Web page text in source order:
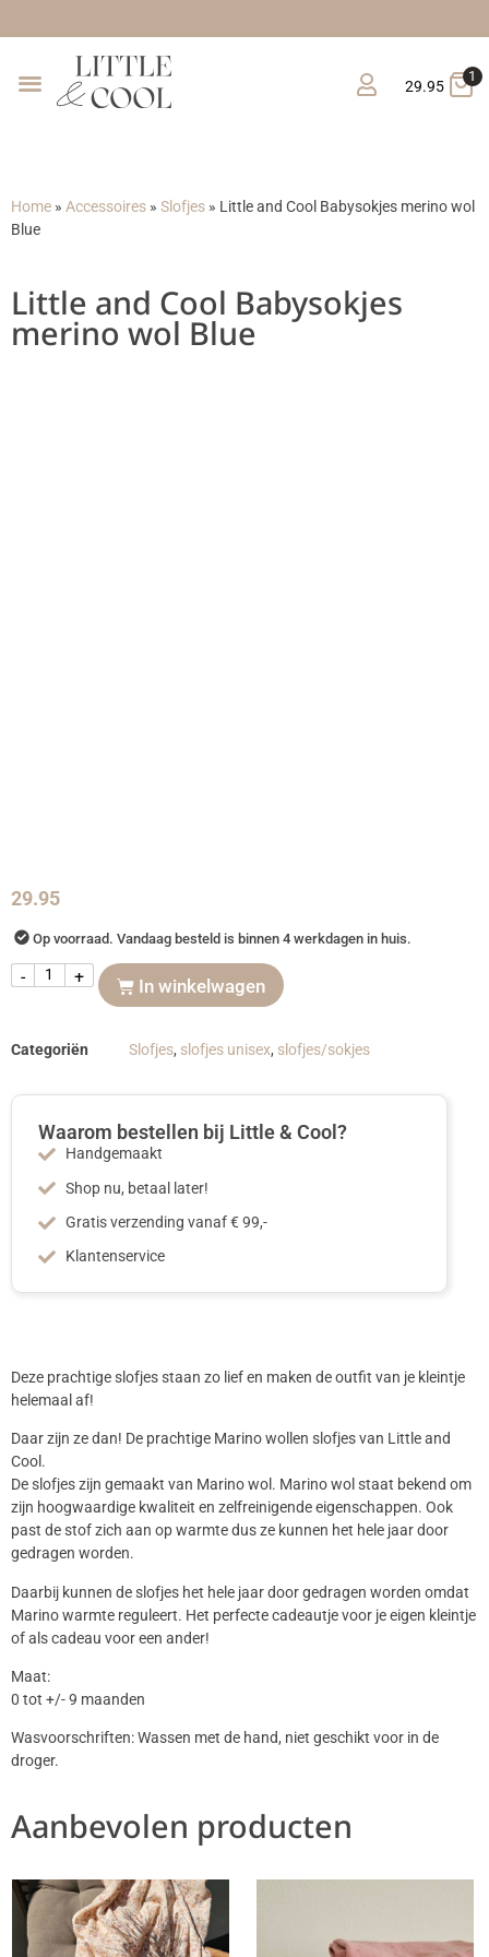
29.95
1
Home » Accessoires » Slofjes » Little and Cool Babysokjes merino wol
Blue
Little and Cool Babysokjes
merino wol Blue
29.95
Op voorraad. Vandaag besteld is binnen 4 werkdagen in huis.
- + In winkelwagen
Categoriën Slofjes, slofjes unisex, slofjes/sokjes
Waarom bestellen bij Little & Cool?
Handgemaakt
Shop nu, betaal later!
Gratis verzending vanaf € 99,-
Klantenservice
Deze prachtige slofjes staan zo lief en maken de outfit van je kleintje
helemaal af!
Daar zijn ze dan! De prachtige Marino wollen slofjes van Little and
Cool.
De slofjes zijn gemaakt van Marino wol. Marino wol staat bekend om
zijn hoogwaardige kwaliteit en zelfreinigende eigenschappen. Ook
past de stof zich aan op warmte dus ze kunnen het hele jaar door
gedragen worden.
Daarbij kunnen de slofjes het hele jaar door gedragen worden omdat
Marino warmte reguleert. Het perfecte cadeautje voor je eigen kleintje
of als cadeau voor een ander!
Maat:
0 tot +/- 9 maanden
Wasvoorschriften: Wassen met de hand, niet geschikt voor in de
droger.
Aanbevolen producten